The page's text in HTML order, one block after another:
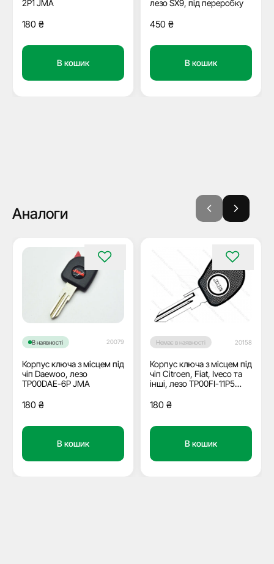
2P1 JMA
180 ₴
В кошик
лезо SX9, під переробку
450 ₴
В кошик
Аналоги
В наявності 20079
Корпус ключа з місцем під
чіп Daewoo, лезо
TP00DAE-6P JMA
180 ₴
В кошик
Немає в наявності 20158
Корпус ключа з місцем під
чіп Citroen, Fiat, Iveco та
інші, лезо TP00FI-11P5
180 ₴
В кошик